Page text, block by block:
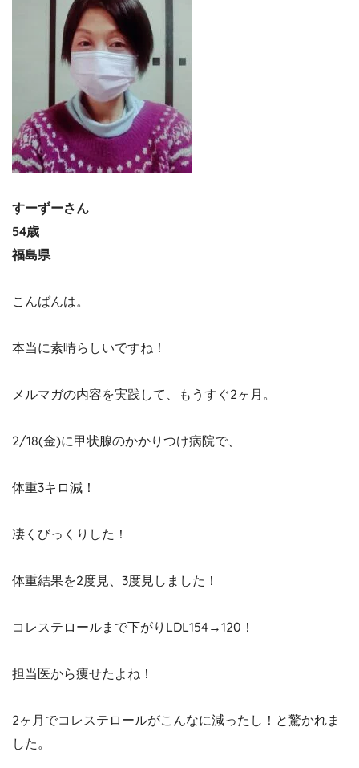
すーずーさん
54歳
福島県
こんばんは。
本当に素晴らしいですね！
メルマガの内容を実践して、もうすぐ2ヶ月。
2/18(金)に甲状腺のかかりつけ病院で、
体重3キロ減！
凄くびっくりした！
体重結果を2度見、3度見しました！
コレステロールまで下がりLDL154→120！
担当医から痩せたよね！
2ヶ月でコレステロールがこんなに減ったし！と驚かれま
した。